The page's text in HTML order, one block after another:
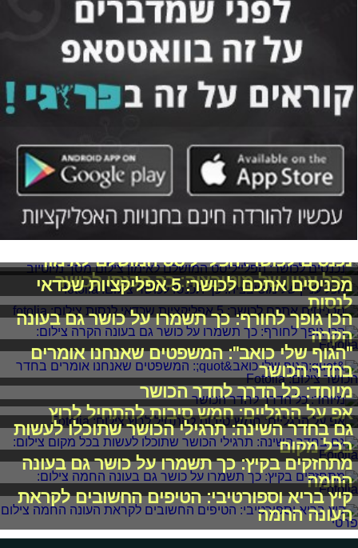
נכנסים לכושר: הפלייליסט המושלם לאימון
הכל עניין של מוטיבציה: כך תכנסו לכושר
מכניסים אתכם לכושר: 5 אפליקציות שכדאי
לנסות
הכן גופך לחורף: כך תשמרו על כושר גם בעונה
הקרה
"הגוף שלי כואב": המשפטים שאנחנו אומרים
בחדר הכושר
מיוחד: כל הדרך לחדר הכושר
אפ על הרגליים: חמש סיבות להתחיל לרוץ
גם בחדר השינה: תרגילי הכושר שתוכלו לעשות
בכל מקום
מתחזקים בקיץ: כך תשמרו על כושר גם בעונה
החמה
קיץ בריא וספורטיבי: הטיפים החשובים לקראת
העונה החמה